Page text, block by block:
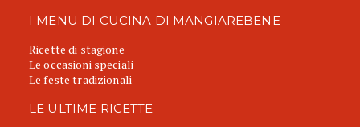
I MENU DI CUCINA DI MANGIAREBENE
Ricette di stagione
Le occasioni speciali
Le feste tradizionali
LE ULTIME RICETTE